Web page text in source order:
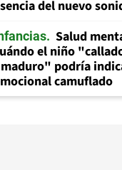
del nuevo
Salud
el niño
podría
camuflado